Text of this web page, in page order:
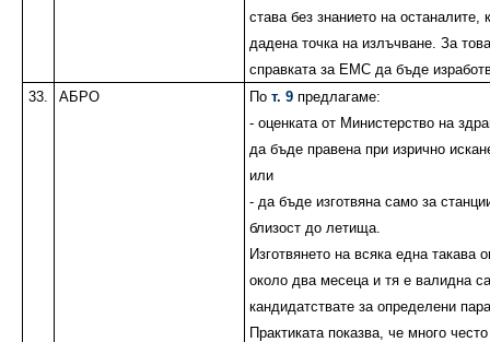
става без знанието на останалите,
дадена точка на излъчване. За
справката за ЕМС да бъде
33.
АБРО Пот. 9 предлагаме:
- оценката от Министерство на
да бъде правена при изрично
или
- да бъде изготвяна само за
близост до летища.
Изготвянето на всяка една такава
около два месеца и тя е валидна
кандидатствате за определени
Практиката показва, че много